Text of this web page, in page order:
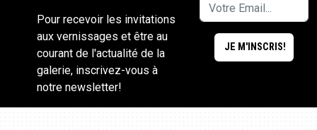
Pour recevoir les invitations
aux vernissages et être au
courant de l'actualité de la
galerie, inscrivez-vous à
notre newsletter!